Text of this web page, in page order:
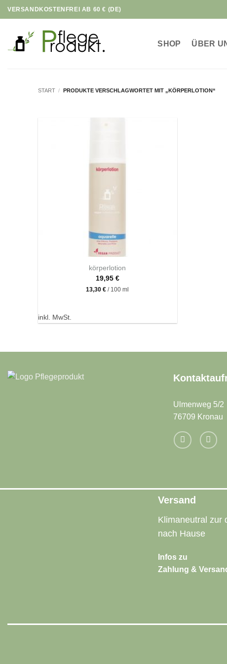
Zum
Inhalt
springen
VERSANDKOSTENFREI AB 60 € (DE)
SHOP ÜBER
START / PRODUKTE VERSCHLAGWORTET MIT „KÖRPERLOTION“
körperlotion
19,95 €
13,30€ / 100 ml
inkl. MwSt.
Ulmenweg 5/2
76709 Kronau
Versand
Klimaneutral zur
nach Hause
Infos zu
Zahlung &